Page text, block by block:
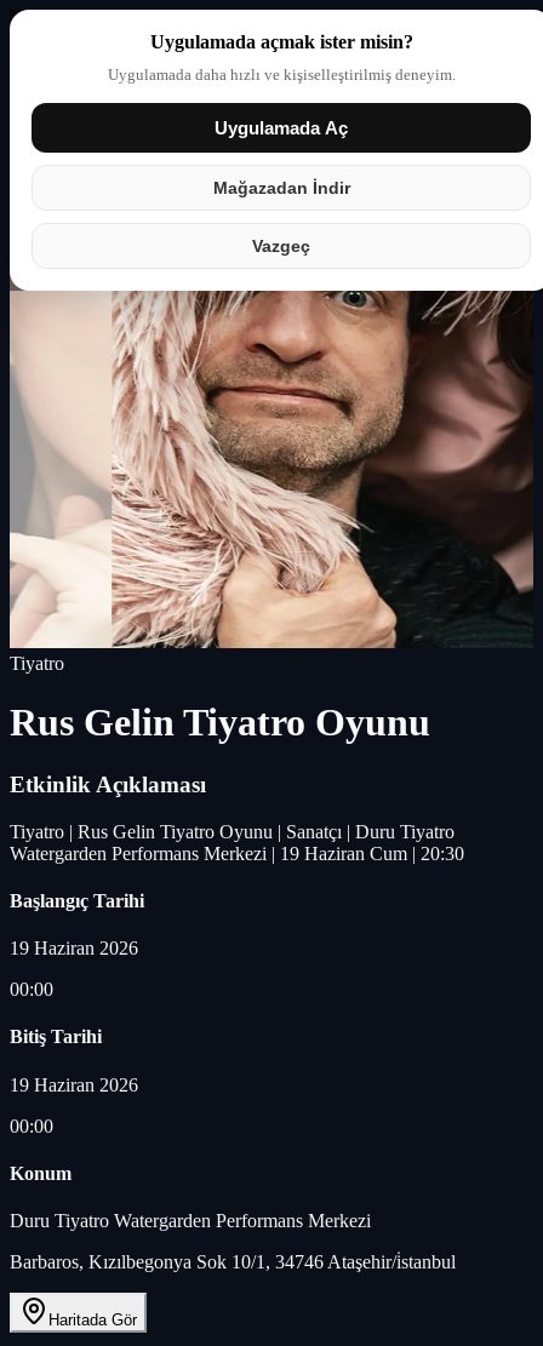
Uygulamada açmak ister misin?
Uygulamada daha hızlı ve kişiselleştirilmiş deneyim.
Uygulamada Aç
Mağazadan İndir
Vazgeç
Giriş yap Partner
Tiyatro
Rus Gelin Tiyatro Oyunu
Etkinlik Açıklaması
Tiyatro | Rus Gelin Tiyatro Oyunu | Sanatçı | Duru Tiyatro
Watergarden Performans Merkezi | 19 Haziran Cum | 20:30
Başlangıç Tarihi
19 Haziran 2026
00:00
Bitiş Tarihi
19 Haziran 2026
00:00
Konum
Duru Tiyatro Watergarden Performans Merkezi
Barbaros, Kızılbegonya Sok 10/1, 34746 Ataşehir/i̇stanbul
Haritada Gör